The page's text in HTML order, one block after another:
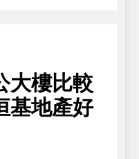
大樓比較
基地產好